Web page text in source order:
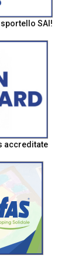
SAI!
accreditate